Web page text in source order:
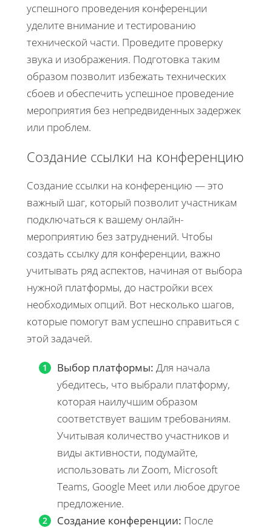
успешного проведения конференции
уделите внимание и тестированию
технической части. Проведите проверку
звука и изображения. Подготовка таким
образом позволит избежать технических
сбоев и обеспечить успешное проведение
мероприятия без непредвиденных задержек
или проблем.
Создание ссылки на конференцию
Создание ссылки на конференцию — это
важный шаг, который позволит участникам
подключаться к вашему онлайн-
мероприятию без затруднений. Чтобы
создать ссылку для конференции, важно
учитывать ряд аспектов, начиная от выбора
нужной платформы, до настройки всех
необходимых опций. Вот несколько шагов,
которые помогут вам успешно справиться с
этой задачей.
Выбор платформы: Для начала
убедитесь, что выбрали платформу,
которая наилучшим образом
соответствует вашим требованиям.
Учитывая количество участников и
виды активности, подумайте,
использовать ли Zoom, Microsoft
Teams, Google Meet или любое другое
предложение.
Создание конференции: После